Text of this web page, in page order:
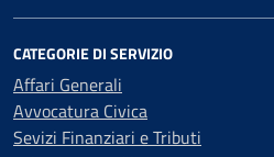
CATEGORIE DI SERVIZIO
Affari Generali
Avvocatura Civica
Sevizi Finanziari e Tributi